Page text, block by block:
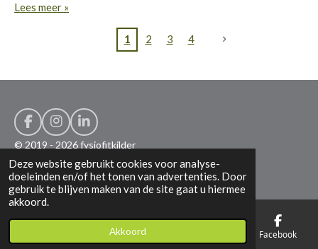
Deze website gebruikt cookies voor analyse-
doeleinden en/of het tonen van advertenties. Door
gebruik te blijven maken van de site gaat u hiermee
akkoord.
Akkoord
Lees meer »
1 2 3 4
F
a
c
e
b
o
o
k
I
n
s
t
a
g
a
L
i
n
k
e
d
n
© 2019 - 2026 fysiofitkilder
Powered byJouwWeb
Telefoonnummer Facebook